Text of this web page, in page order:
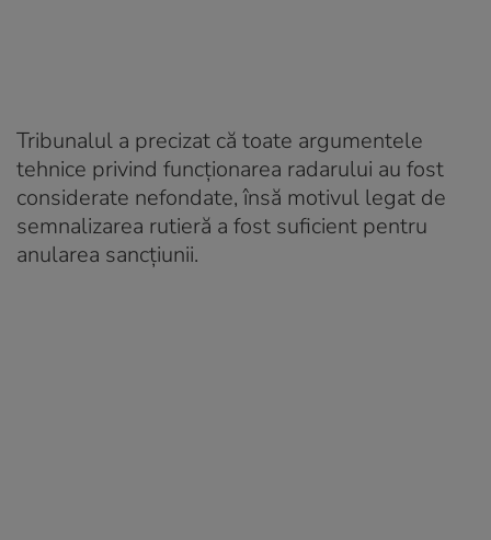
Tribunalul a precizat că toate argumentele
tehnice privind funcționarea radarului au fost
considerate nefondate, însă motivul legat de
semnalizarea rutieră a fost suficient pentru
anularea sancțiunii.